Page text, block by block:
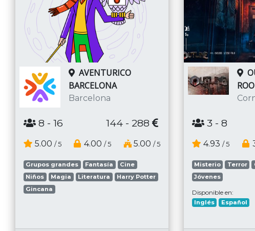
AVENTURICO
BARCELONA
Barcelona
8 - 16 144 - 288
5.00 / 5 4.00 / 5 5.00 / 5
Grupos grandes Fantasía
Cine
Niños
Magia Literatura
Harry Potter
Gincana
3 - 8
4.93 / 5
Misterio Terror
Jóvenes
Disponible en:
Inglés Español